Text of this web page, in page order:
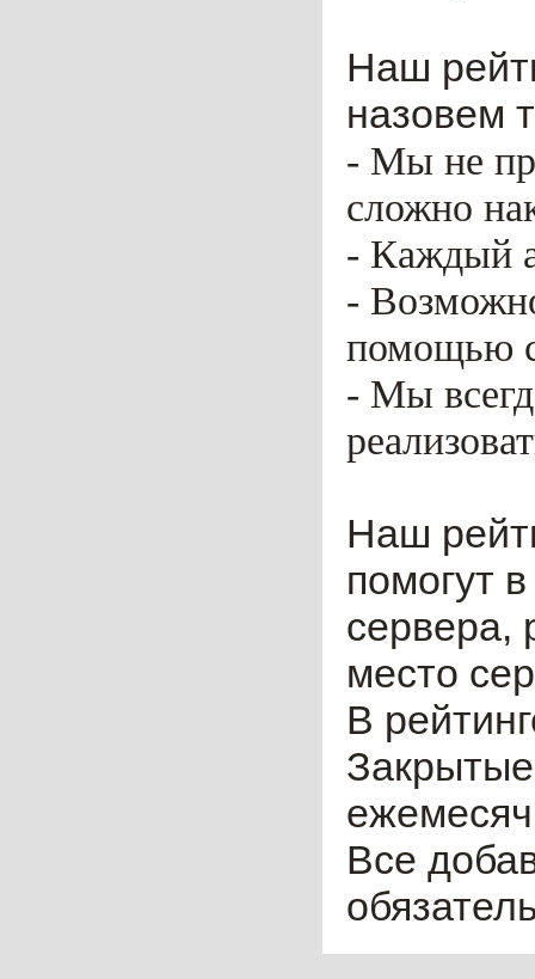
Наш
назовем
- Мы не
сложно
- Каждый
-
помощью
- Мы
Наш
помогут
сервера,
место
В
Все